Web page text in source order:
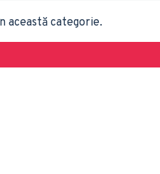
această categorie.